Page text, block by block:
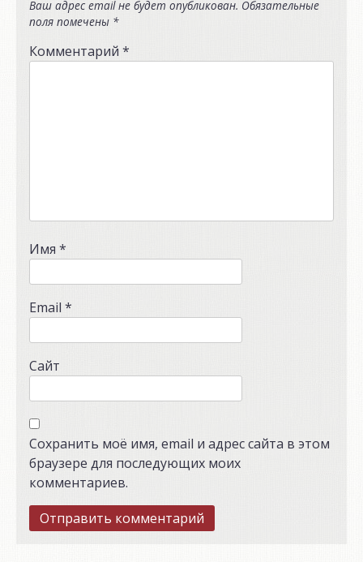
Ваш адрес email не будет опубликован. Обязательные
поля помечены *
Комментарий *
Имя *
Email *
Сайт
Сохранить моё имя, email и адрес сайта в этом
браузере для последующих моих
комментариев.